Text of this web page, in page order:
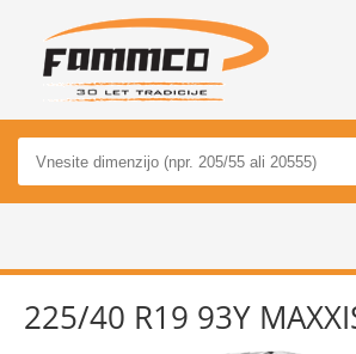
225/40 R19 93Y